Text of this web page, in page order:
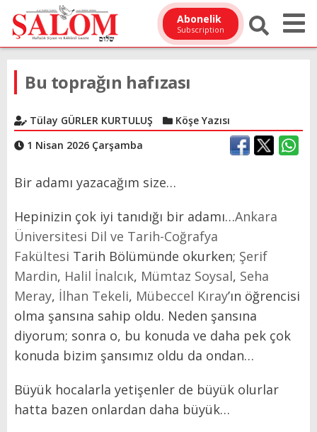
Abonelik
Subscription
Bu toprağın hafızası
Tülay GÜRLER KURTULUŞ
Köşe Yazısı
1 Nisan 2026 Çarşamba
Bir adamı yazacağım size…
Hepinizin çok iyi tanıdığı bir adamı…Ankara
Üniversitesi Dil ve Tarih-Coğrafya
Fakültesi Tarih Bölümünde okurken; Şerif
Mardin, Halil İnalcık, Mümtaz Soysal, Seha
Meray, İlhan Tekeli, Mübeccel Kıray’ın öğrencisi
olma şansına sahip oldu. Neden şansına
diyorum; sonra o, bu konuda ve daha pek çok
konuda bizim şansımız oldu da ondan…
Büyük hocalarla yetişenler de büyük olurlar
hatta bazen onlardan daha büyük…